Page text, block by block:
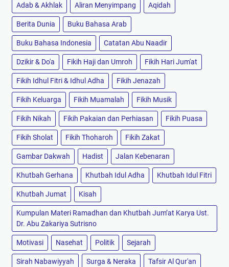
Adab & Akhlak Aliran Menyimpang Aqidah
Berita Dunia Buku Bahasa Arab
Buku Bahasa Indonesia Catatan Abu Naadir
Dzikir & Do'a Fikih Haji dan Umroh Fikih Hari Jum'at
Fikih Idhul Fitri & Idhul Adha Fikih Jenazah
Fikih Keluarga Fikih Muamalah Fikih Musik
Fikih Nikah Fikih Pakaian dan Perhiasan Fikih Puasa
Fikih Sholat Fikih Thoharoh Fikih Zakat
Gambar Dakwah Hadist Jalan Kebenaran
Khutbah Gerhana Khutbah Idul Adha Khutbah Idul Fitri
Khutbah Jumat Kisah
Kumpulan Materi Ramadhan dan Khutbah Jum’at Karya Ust.
Dr. Abu Zakariya Sutrisno
Motivasi Nasehat Politik Sejarah
Sirah Nabawiyyah Surga & Neraka Tafsir Al Qur'an